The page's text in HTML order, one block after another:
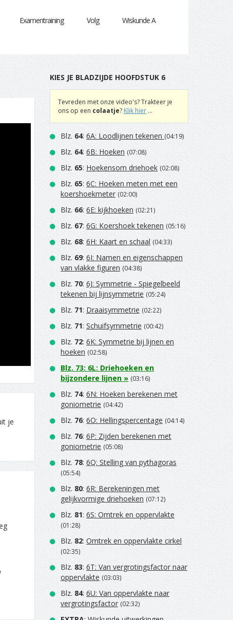
Examentraining Volg Wiskunde A
je
KIES JE BLADZIJDE HOOFDSTUK 6
Tevreden met onze video's? Trakteer je
ons op een colaatje? Klik hier ...
Blz. 64: 6A: Loodlijnen tekenen (04:19)
Blz. 64: 6B: Hoeken (07:08)
Blz. 65: Hoekensom driehoek (02:08)
Blz. 65: 6C: Hoeken meten met een
koershoekmeter (02:00)
Blz. 66: 6E: kijkhoeken (02:21)
Blz. 67: 6G: Koershoek tekenen (05:16)
Blz. 68: 6H: Kaart en schaal (04:33)
Blz. 69: 6I: Namen en eigenschappen
van vlakke figuren (04:38)
Blz. 70: 6J: Symmetrie - Spiegelbeeld
tekenen bij lijnsymmetrie (05:24)
Blz. 71: Draaisymmetrie (02:22)
Blz. 71: Schuifsymmetrie (00:42)
Blz. 72: 6K: Symmetrie bij lijnen en
hoeken (02:58)
Blz. 73: 6L: Driehoeken en
bijzondere lijnen » (03:16)
Blz. 74: 6N: Hoeken berekenen met
goniometrie (04:42)
Blz. 76: 6O: Hellingspercentage (04:14)
Blz. 76: 6P: Zijden berekenen met
goniometrie (05:08)
Blz. 78: 6Q: Stelling van pythagoras
(05:54)
Blz. 80: 6R: Berekeningen met
gelijkvormige driehoeken (07:12)
Blz. 81: 6S: Omtrek en oppervlakte
(01:28)
Blz. 82: Omtrek en oppervlakte cirkel
(02:35)
Blz. 83: 6T: Van vergrotingsfactor naar
oppervlakte (03:03)
Blz. 84: 6U: Van oppervlakte naar
vergrotingsfactor (02:32)